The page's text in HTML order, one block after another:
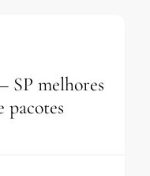
SP melhores
pacotes